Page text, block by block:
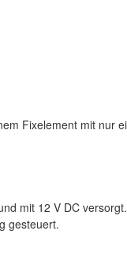
Fixelement mit nur
mit 12 V DC versorgt.
gesteuert.